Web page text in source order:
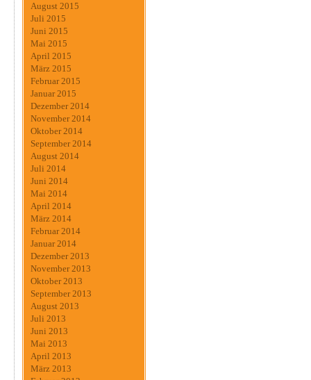
August 2015
Juli 2015
Juni 2015
Mai 2015
April 2015
März 2015
Februar 2015
Januar 2015
Dezember 2014
November 2014
Oktober 2014
September 2014
August 2014
Juli 2014
Juni 2014
Mai 2014
April 2014
März 2014
Februar 2014
Januar 2014
Dezember 2013
November 2013
Oktober 2013
September 2013
August 2013
Juli 2013
Juni 2013
Mai 2013
April 2013
März 2013